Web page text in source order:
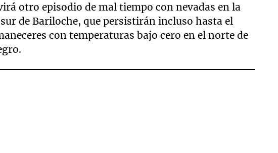
otro episodio de mal tiempo con nevadas en la
de Bariloche, que persistirán incluso hasta el
con temperaturas bajo cero en el norte de